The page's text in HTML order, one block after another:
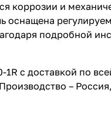
коррозии и
оснащена
подробной
с доставкой по
–